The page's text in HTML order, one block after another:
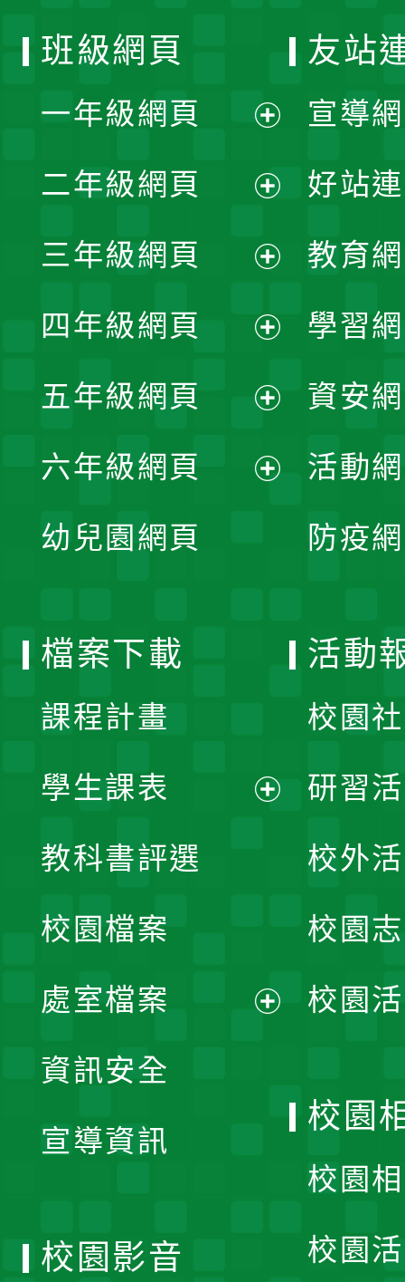
班級網頁
一年級網頁
開
選
單
二年級網頁
開
選
單
三年級網頁
開
選
單
四年級網頁
開
選
五年級網頁
開
六年級網頁
幼兒園網頁
友站
宣導
好站
教育
學習
資安
活動
防疫
檔案下載
課程計畫
學生課表
單
教科書評選
校園檔案
處室檔案
資訊安全
宣導資訊
活動
校園
研習
校外
校園
校園
校園
校園
校園
校園影音